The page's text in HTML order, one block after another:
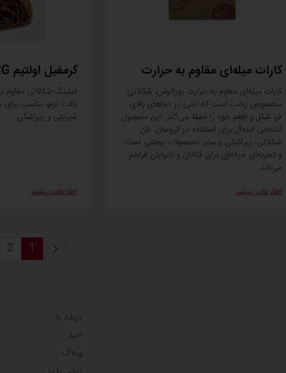
کارات میله‌ای مقاوم به حرارت
کارات میله‌ای مقاوم به حرارت پوراتوس، شکلاتی
مخصوص پخت است که حتی در دماهای بالای
فر، شکل و طعم خود را حفظ می‌کند. این محصول
انتخابی ایده‌آل برای استفاده در کروسان، نان
شکلاتی، پیراشکی و سایر محصولات پختنی است
و تجربه‌ای حرفه‌ای برای قنادان و نانوایان فراهم
می‌کند.
اطلاعات بیشتر
کرمفیل اولتیم ‎2G‎ شکلات
فیلینگ شکلاتی
بافت نرم، مناسب برای
شیرینی و پیراشکی.
اطلاعات بیشتر
1
2
درباره ما
اخبار
وبلاگ